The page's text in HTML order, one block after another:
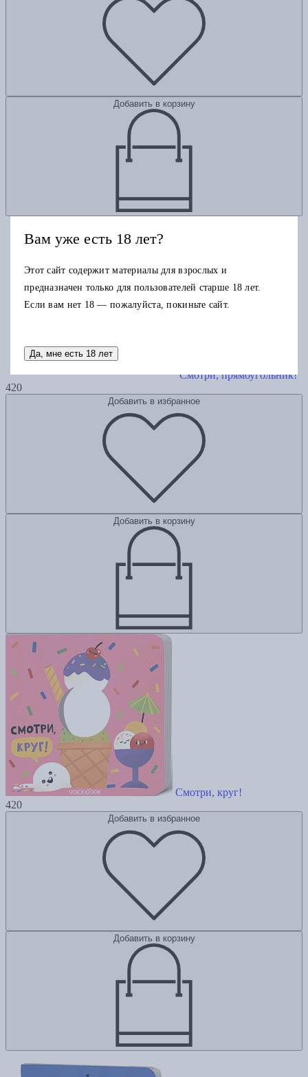
Добавить в корзину
Смотри, прямоугольник!
420
Добавить в избранное
Добавить в корзину
Смотри, круг!
420
Добавить в избранное
Добавить в корзину
Вам уже есть 18 лет?
Этот сайт содержит материалы для взрослых и
предназначен только для пользователей старше 18 лет.
Если вам нет 18 — пожалуйста, покиньте сайт.
Да, мне есть 18 лет